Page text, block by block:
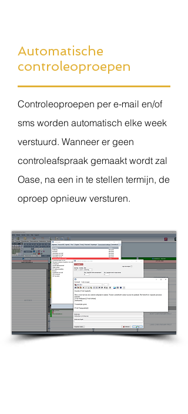
Automatische
controleoproepen
Controleoproepen per e-mail en/of
sms worden automatisch elke week
verstuurd. Wanneer er geen
controleafspraak gemaakt wordt zal
Oase, na een in te stellen termijn, de
oproep opnieuw versturen.